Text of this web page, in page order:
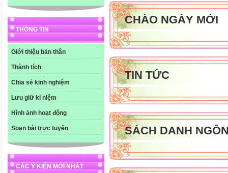
THÔNG TIN
Giới thiệu bản thân
Thành tích
Chia sẻ kinh nghiệm
Lưu giữ kỉ niệm
Hình ảnh hoạt động
Soạn bài trực tuyến
CÁC Ý KIẾN MỚI NHẤT
CHÀO NGÀY MỚI
TIN TỨC
SÁCH DANH